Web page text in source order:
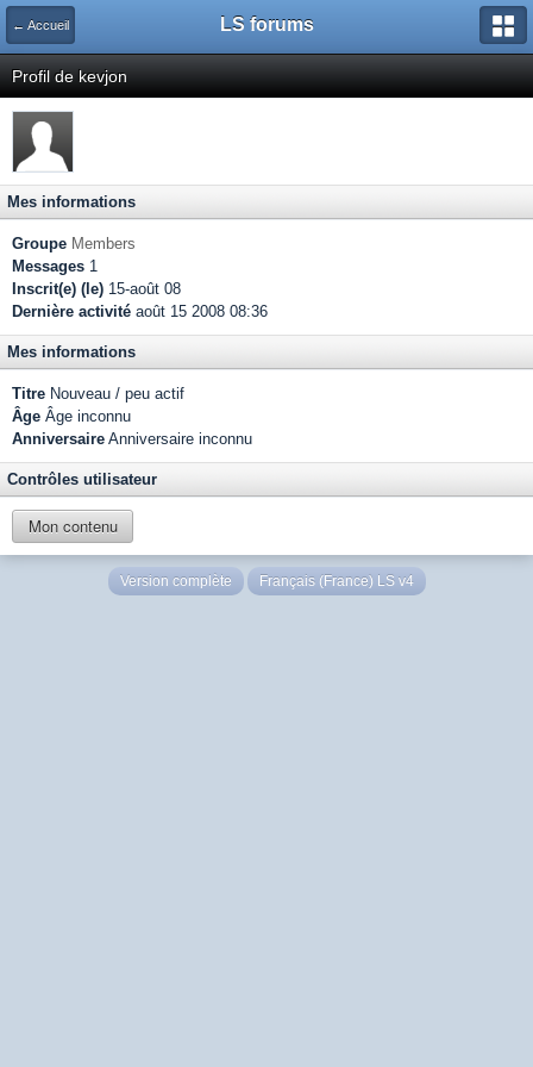
← Accueil LS forums
Profil de kevjon
Mes informations
Groupe Members
Messages 1
Inscrit(e) (le) 15-août 08
Dernière activité août 15 2008 08:36
Mes informations
Titre Nouveau / peu actif
Âge Âge inconnu
Anniversaire Anniversaire inconnu
Contrôles utilisateur
Mon contenu
Version complète Français (France) LS v4